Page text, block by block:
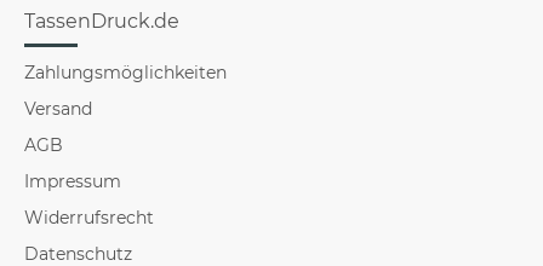
TassenDruck.de
Zahlungsmöglichkeiten
Versand
AGB
Impressum
Widerrufsrecht
Datenschutz